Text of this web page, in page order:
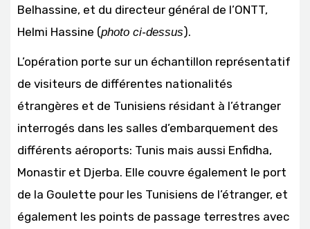
Belhassine, et du directeur général de l’ONTT,
Helmi Hassine (photo ci-dessus).
L’opération porte sur un échantillon représentatif
de visiteurs de différentes nationalités
étrangères et de Tunisiens résidant à l’étranger
interrogés dans les salles d’embarquement des
différents aéroports: Tunis mais aussi Enfidha,
Monastir et Djerba. Elle couvre également le port
de la Goulette pour les Tunisiens de l’étranger, et
également les points de passage terrestres avec